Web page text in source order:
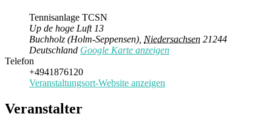
Tennisanlage TCSN
Up de hoge Luft 13
Buchholz (Holm-Seppensen) Niedersachsen 21244
Deutschland Google Karte anzeigen
Telefon
+4941876120
Veranstaltungsort-Website anzeigen
Veranstalter